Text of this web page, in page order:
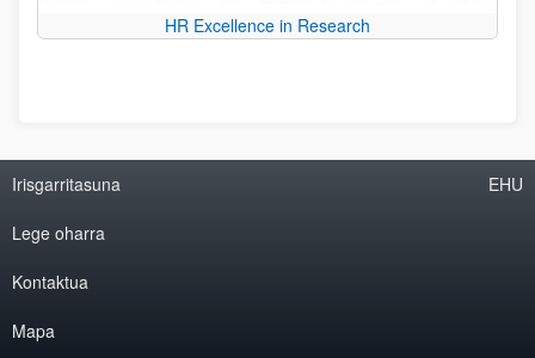
HR Excellence in Research
Irisgarritasuna
Lege oharra
Kontaktua
Mapa
EHU